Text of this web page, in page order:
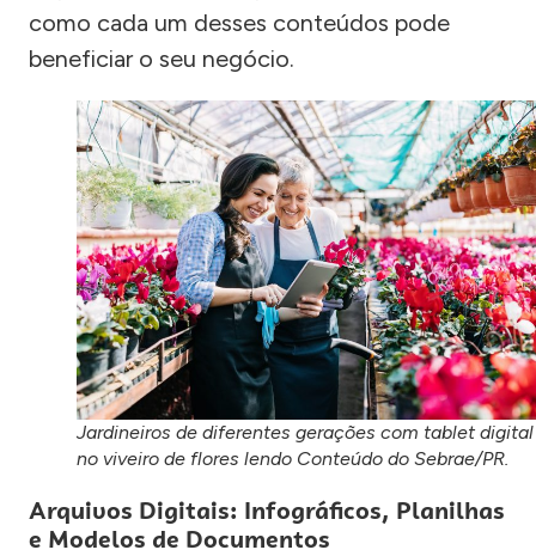
como cada um desses conteúdos pode
beneficiar o seu negócio.
Jardineiros de diferentes gerações com tablet digital
no viveiro de flores lendo Conteúdo do Sebrae/PR.
Arquivos Digitais: Infográficos, Planilhas
e Modelos de Documentos